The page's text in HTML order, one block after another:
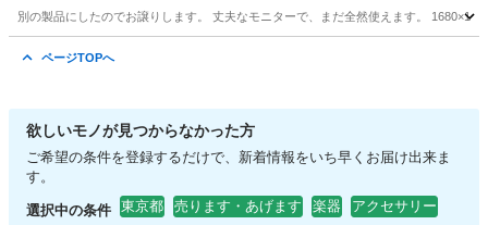
別の製品にしたのでお譲りします。 丈夫なモニターで、まだ全然使えます。
ページTOPへ
欲しいモノが見つからなかった方
ご希望の条件を登録するだけで、新着情報をいち早くお届け出来ま
す。
選択中の条件 東京都 売ります・あげます 楽器 アクセサリー